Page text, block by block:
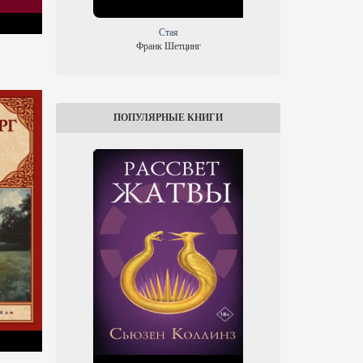
Стая
Франк Шетцинг
ПОПУЛЯРНЫЕ КНИГИ